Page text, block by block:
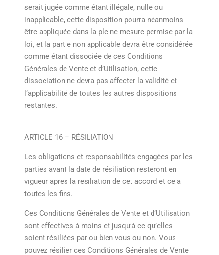
serait jugée comme étant illégale, nulle ou
inapplicable, cette disposition pourra néanmoins
être appliquée dans la pleine mesure permise par la
loi, et la partie non applicable devra être considérée
comme étant dissociée de ces Conditions
Générales de Vente et d’Utilisation, cette
dissociation ne devra pas affecter la validité et
l’applicabilité de toutes les autres dispositions
restantes.
ARTICLE 16 – RÉSILIATION
Les obligations et responsabilités engagées par les
parties avant la date de résiliation resteront en
vigueur après la résiliation de cet accord et ce à
toutes les fins.
Ces Conditions Générales de Vente et d’Utilisation
sont effectives à moins et jusqu’à ce qu’elles
soient résiliées par ou bien vous ou non. Vous
pouvez résilier ces Conditions Générales de Vente